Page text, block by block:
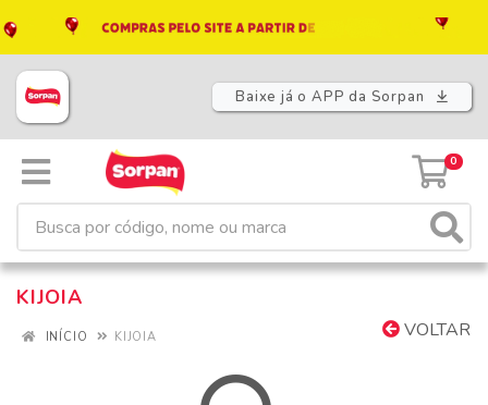
Baixe já o APP da Sorpan
0
KIJOIA
VOLTAR
INÍCIO KIJOIA